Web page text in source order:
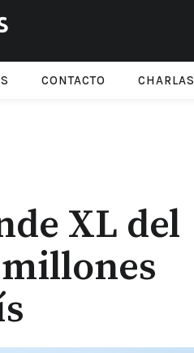
CONTACTO CHARLAS
XL del